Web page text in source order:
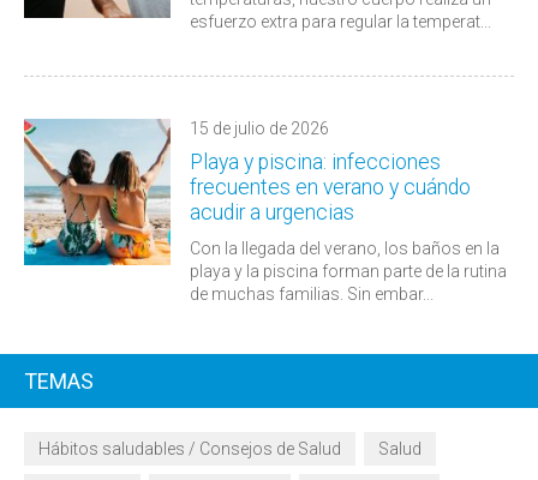
esfuerzo extra para regular la temperat...
15 de julio de 2026
Playa y piscina: infecciones
frecuentes en verano y cuándo
acudir a urgencias
Con la llegada del verano, los baños en la
playa y la piscina forman parte de la rutina
de muchas familias. Sin embar...
TEMAS
Hábitos saludables / Consejos de Salud Salud